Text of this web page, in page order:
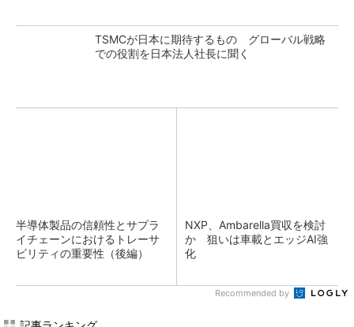
TSMCが日本に期待するもの グローバル戦略
での役割を日本法人社長に聞く
半導体製品の信頼性とサプラ
イチェーンにおけるトレーサ
ビリティの重要性（後編）
NXP、Ambarella買収を検討
か 狙いは車載とエッジAI強
化
Recommended by